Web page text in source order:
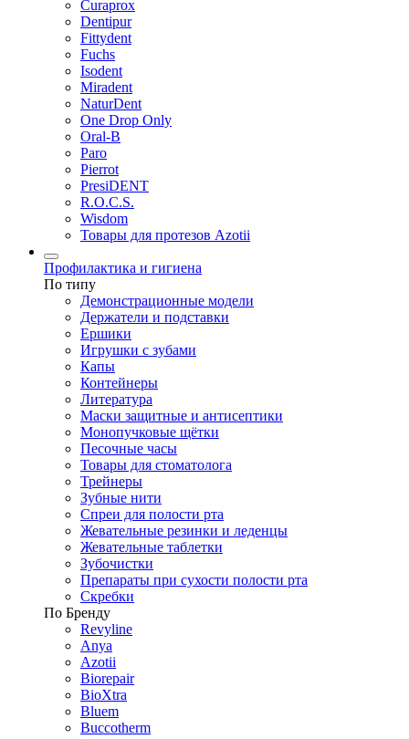
Curaprox
Dentipur
Fittydent
Fuchs
Isodent
Miradent
NaturDent
One Drop Only
Oral-B
Paro
Pierrot
PresiDENT
R.O.C.S.
Wisdom
Товары для протезов Azotii
Профилактика и гигиена
По типу
Демонстрационные модели
Держатели и подставки
Ершики
Игрушки с зубами
Капы
Контейнеры
Литература
Маски защитные и антисептики
Монопучковые щётки
Песочные часы
Товары для стоматолога
Трейнеры
Зубные нити
Спреи для полости рта
Жевательные резинки и леденцы
Жевательные таблетки
Зубочистки
Препараты при сухости полости рта
Скребки
По Бренду
Revyline
Anya
Azotii
Biorepair
BioXtra
Bluem
Buccotherm